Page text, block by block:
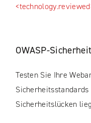
OWASP-
Testen Sie Ihre
Sicherheitslücken